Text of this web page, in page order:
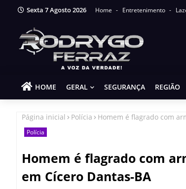
Sexta 7 Agosto 2026 Home Entretenimento
HOME GERAL SEGURANÇA REGIÃO
Página inicial Polícia Homem é flagrado com
Polícia
Homem é flagrado com
em Cícero Dantas-BA